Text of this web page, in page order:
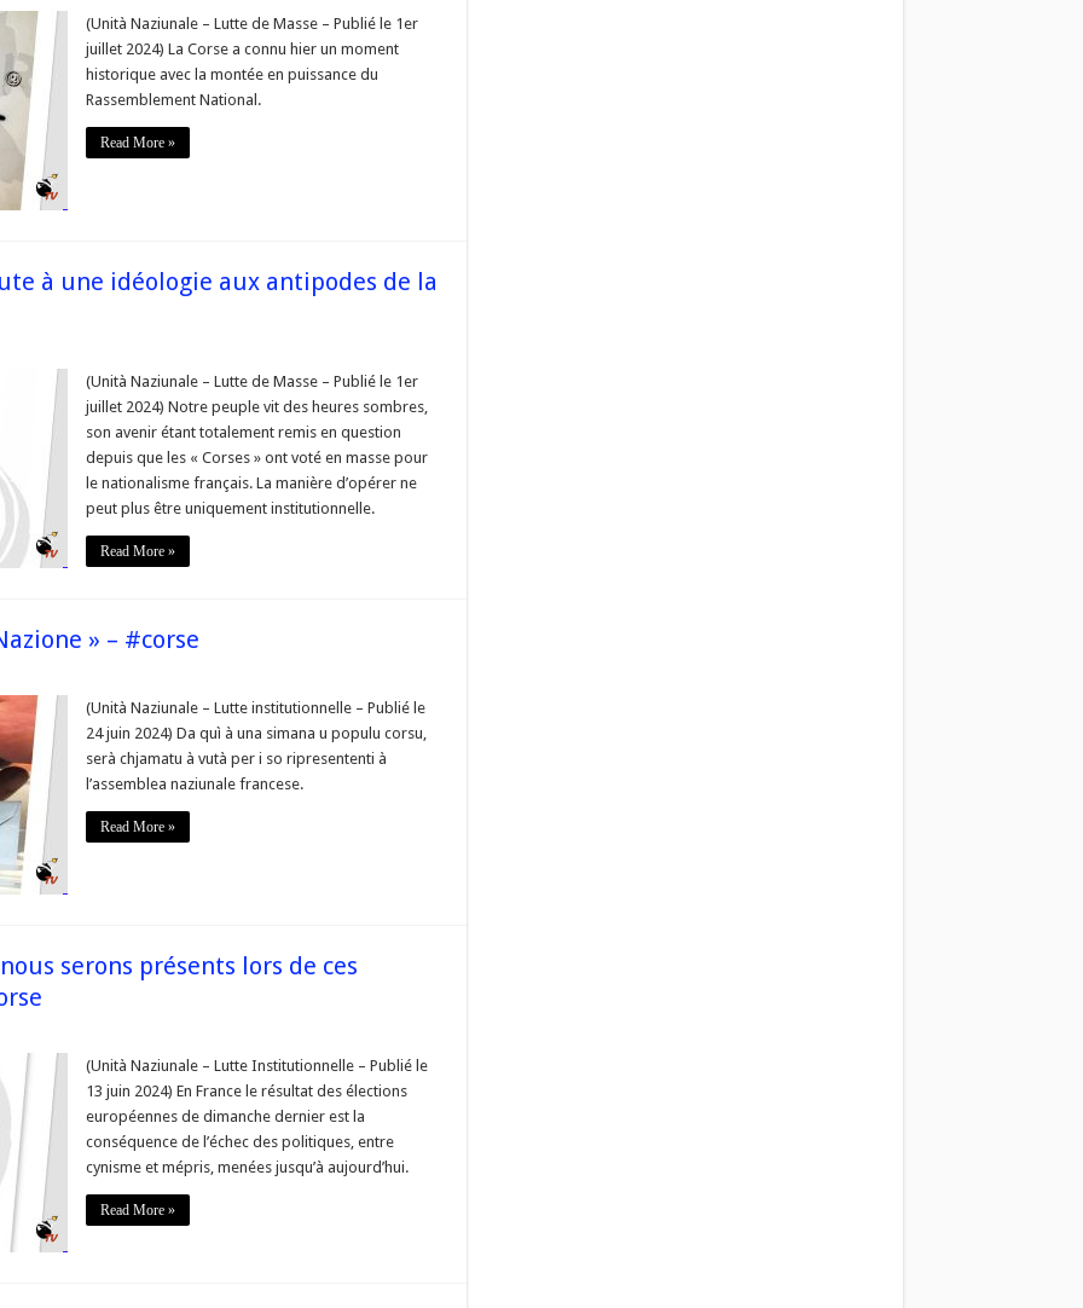
(Unità Naziunale – Lutte de Masse – Publié le 1er
juillet 2024) La Corse a connu hier un moment
historique avec la montée en puissance du
Rassemblement National.
Read More »
à une idéologie aux antipodes de la
(Unità Naziunale – Lutte de Masse – Publié le 1er
juillet 2024) Notre peuple vit des heures sombres,
son avenir étant totalement remis en question
depuis que les « Corses » ont voté en masse pour
le nationalisme français. La manière d’opérer ne
peut plus être uniquement institutionnelle.
Read More »
» – #corse
»
(Unità Naziunale – Lutte institutionnelle – Publié le
24 juin 2024) Da quì à una simana u populu corsu,
serà chjamatu à vutà per i so ripresententi à
l’assemblea naziunale francese.
Read More »
serons présents lors de ces
»
(Unità Naziunale – Lutte Institutionnelle – Publié le
13 juin 2024) En France le résultat des élections
européennes de dimanche dernier est la
conséquence de l’échec des politiques, entre
cynisme et mépris, menées jusqu’à aujourd’hui.
Read More »